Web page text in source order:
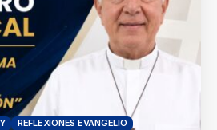
REFLEXIONES EVANGELIO